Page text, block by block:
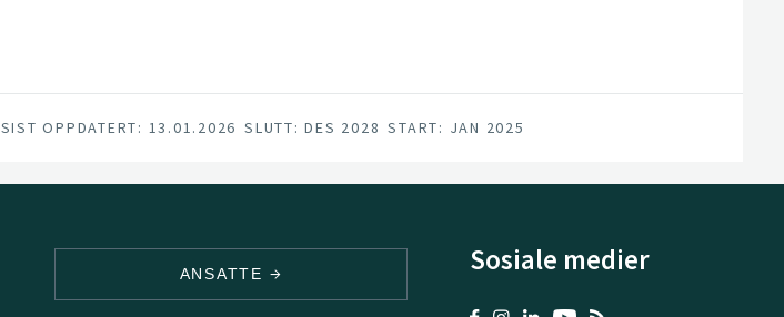
SIST OPPDATERT: 13.01.2026 SLUTT: DES 2028 START: JAN 2025
ANSATTE Sosiale medier